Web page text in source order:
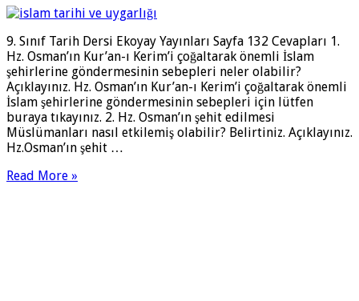
9. Sınıf Tarih Dersi Ekoyay Yayınları Sayfa 132 Cevapları 1.
Hz. Osman’ın Kur’an-ı Kerim’i çoğaltarak önemli İslam
şehirlerine göndermesinin sebepleri neler olabilir?
Açıklayınız. Hz. Osman’ın Kur’an-ı Kerim’i çoğaltarak önemli
İslam şehirlerine göndermesinin sebepleri için lütfen
buraya tıkayınız. 2. Hz. Osman’ın şehit edilmesi
Müslümanları nasıl etkilemiş olabilir? Belirtiniz. Açıklayınız.
Hz.Osman’ın şehit …
Read More »